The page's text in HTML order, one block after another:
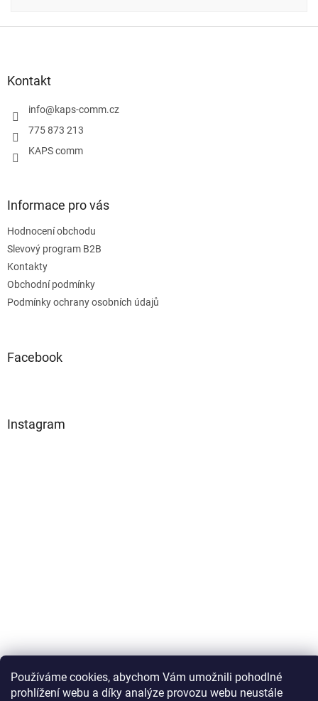
Používáme cookies, abychom Vám umožnili pohodlné
prohlížení webu a díky analýze provozu webu neustále
Kontakt
info@kaps-comm.cz
775 873 213
KAPS comm
Informace pro vás
Hodnocení obchodu
Slevový program B2B
Kontakty
Obchodní podmínky
Podmínky ochrany osobních údajů
Facebook
Instagram
Sledovat na Instagramu